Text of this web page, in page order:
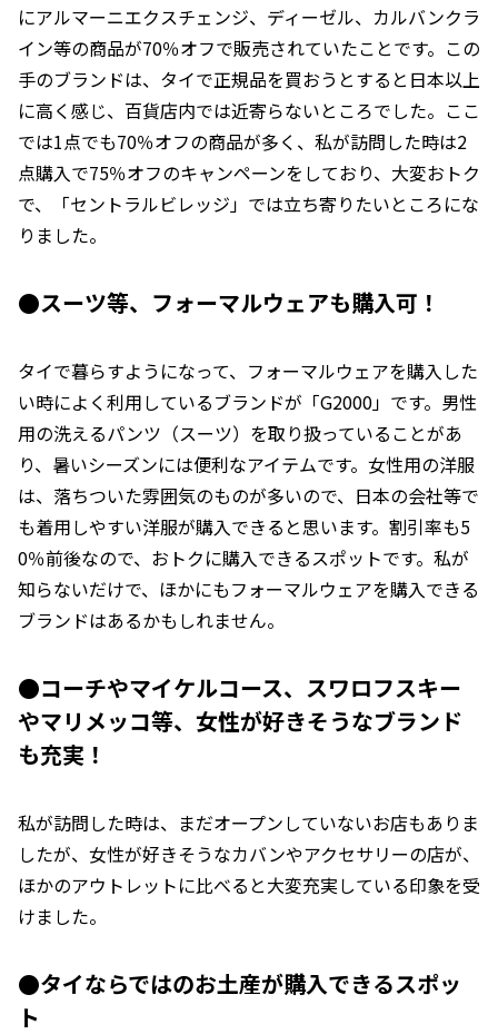
にアルマーニエクスチェンジ、ディーゼル、カルバンクラ
イン等の商品が70％オフで販売されていたことです。この
手のブランドは、タイで正規品を買おうとすると日本以上
に高く感じ、百貨店内では近寄らないところでした。ここ
では1点でも70％オフの商品が多く、私が訪問した時は2
点購入で75％オフのキャンペーンをしており、大変おトク
で、「セントラルビレッジ」では立ち寄りたいところにな
りました。
●スーツ等、フォーマルウェアも購入可！
タイで暮らすようになって、フォーマルウェアを購入した
い時によく利用しているブランドが「G2000」です。男性
用の洗えるパンツ（スーツ）を取り扱っていることがあ
り、暑いシーズンには便利なアイテムです。女性用の洋服
は、落ちついた雰囲気のものが多いので、日本の会社等で
も着用しやすい洋服が購入できると思います。割引率も5
0％前後なので、おトクに購入できるスポットです。私が
知らないだけで、ほかにもフォーマルウェアを購入できる
ブランドはあるかもしれません。
●コーチやマイケルコース、スワロフスキー
やマリメッコ等、女性が好きそうなブランド
も充実！
私が訪問した時は、まだオープンしていないお店もありま
したが、女性が好きそうなカバンやアクセサリーの店が、
ほかのアウトレットに比べると大変充実している印象を受
けました。
●タイならではのお土産が購入できるスポッ
ト